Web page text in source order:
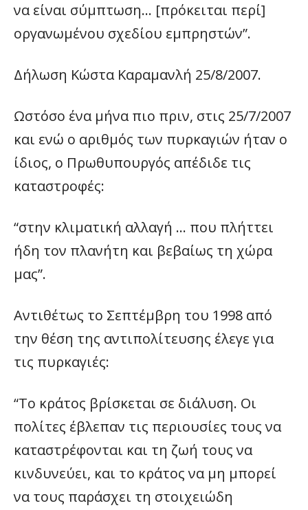
να είναι σύμπτωση… [πρόκειται περί]
οργανωμένου σχεδίου εμπρηστών”.
Δήλωση Κώστα Καραμανλή 25/8/2007.
Ωστόσο ένα μήνα πιο πριν, στις 25/7/2007
και ενώ ο αριθμός των πυρκαγιών ήταν ο
ίδιος, ο Πρωθυπουργός απέδιδε τις
καταστροφές:
“στην κλιματική αλλαγή … που πλήττει
ήδη τον πλανήτη και βεβαίως τη χώρα
μας”.
Αντιθέτως το Σεπτέμβρη του 1998 από
την θέση της αντιπολίτευσης έλεγε για
τις πυρκαγιές:
“Το κράτος βρίσκεται σε διάλυση. Οι
πολίτες έβλεπαν τις περιουσίες τους να
καταστρέφονται και τη ζωή τους να
κινδυνεύει, και το κράτος να μη μπορεί
να τους παράσχει τη στοιχειώδη